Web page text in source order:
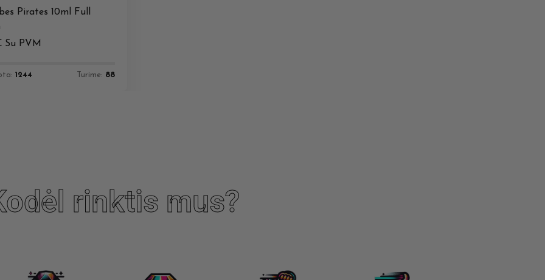
Pirates 10ml Full
Su PVM
1244 Turime: 88
rinktis mus?